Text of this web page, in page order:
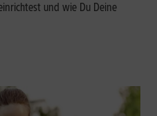
und wie Du Deine